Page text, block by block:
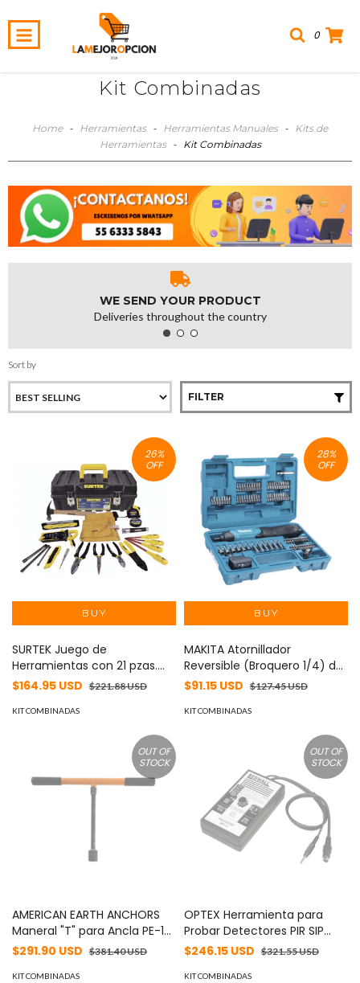
0
Kit Combinadas
Home - Herramientas - Herramientas Manuales - Kits de
Herramientas
- Kit Combinadas
WE SEND YOUR PRODUCT
Deliveries throughout the country
Sort by
FILTER
26%
OFF
SURTEK Juego de
Herramientas con 21 pzas.
Aplicación Electrico. MOD:
$164.95 USD $221.88 USD
KIT COMBINADAS
28%
OFF
MAKITA Atornillador
Reversible (Broquero 1/4) de
220 RPM con Cargador USB
DF-001-DW
$91.15 USD $127.45 USD
KIT COMBINADAS
OUT OF
STOCK
AMERICAN EARTH ANCHORS
Maneral "T" para Ancla PE-18
de Cabeza Hexagonal de 1" y
MOD: PE-MTH
$291.90 USD $381.40 USD
KIT COMBINADAS
OUT OF
STOCK
OPTEX Herramienta para
Probar Detectores PIR SIP
Series MOD: AWT-3
$246.15 USD $321.55 USD
KIT COMBINADAS